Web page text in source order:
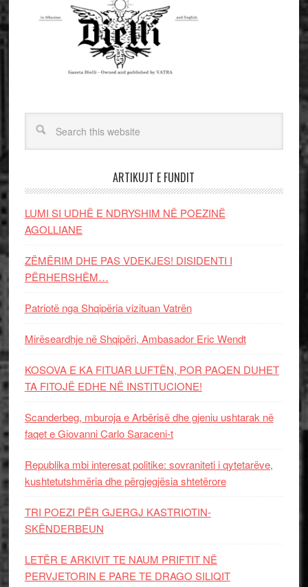
ARTIKUJT E FUNDIT
LUMI SI UDHË E NDRYSHIM NË POEZINË
AGOLLIANE
ZËMËRIM DHE PAS VDEKJES! DISIDENTI I
PËRHERSHËM…
Patriotë nga Shqipëria vizituan Vatrën
Mirëseardhje në Shqipëri, Ambasador Eric Wendt
KOSOVA E KA FITUAR LUFTËN, POR PAQEN DUHET
TA FITOJË EDHE NË INSTITUCIONE!
Scanderbeg, mburoja e Arbërisë dhe gjeniu ushtarak në
faqet e Giovanni Carlo Saraceni-t
Republika mbi interesat politike: sovraniteti i qytetarëve,
kushtetutshmëria dhe përgjegjësia shtetërore
TRI POEZI PËR GJERGJ KASTRIOTIN-
SKËNDERBEUN
LETËR E ARKIVIT TE NAUM PRIFTIT NË
PERVJETORIN E PARE TE DRAGO SILIQIT